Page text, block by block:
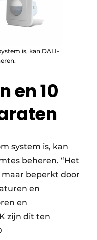
is, kan DALI-
en 10
system is, kan
beheren. “Het
beperkt door
en
en
zijn dit ten